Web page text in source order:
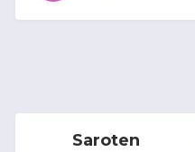
Saroten